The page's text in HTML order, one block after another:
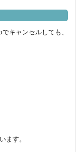
キャンセルしても、
ます。